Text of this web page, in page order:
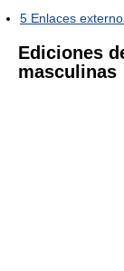
5 Enlaces
Ediciones
masculinas